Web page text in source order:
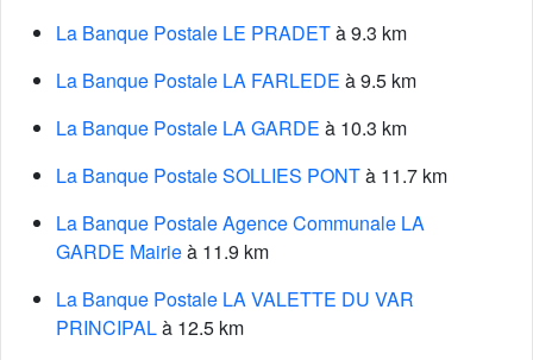
La Banque Postale LE PRADETà 9.3 km
La Banque Postale LA FARLEDE à 9.5 km
La Banque Postale LA GARDE à 10.3 km
La Banque Postale SOLLIES PONTà 11.7 km
La Banque Postale Agence Communale LA
GARDE Mairieà 11.9 km
La Banque Postale LA VALETTE DU VAR
PRINCIPALà 12.5 km